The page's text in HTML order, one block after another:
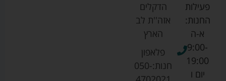
הדקלים
אזה''ת לב
הארץ
פלאפון
חנות:050-
פעילות
החנות:
א-ה
9:00-
19:00
יום ו